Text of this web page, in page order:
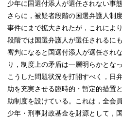
少年に国選付添人が選任されない事
さらに，被疑者段階の国選弁護人制
事件にまで拡大されたが，これによ
段階では国選弁護人が選任されるに
審判になると国選付添人が選任され
り，制度上の矛盾は一層明らかとなっ
こうした問題状況を打開すべく，日
助を充実させる臨時的・暫定的措置
助制度を設けている。これは，全会
少年・刑事財政基金を財源として，